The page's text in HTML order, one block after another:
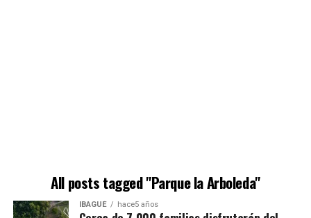
All posts tagged "Parque la Arboleda"
IBAGUÉ hace5 años